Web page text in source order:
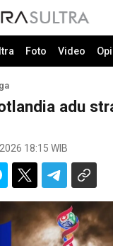
Foto Video
adu
18:15 WIB